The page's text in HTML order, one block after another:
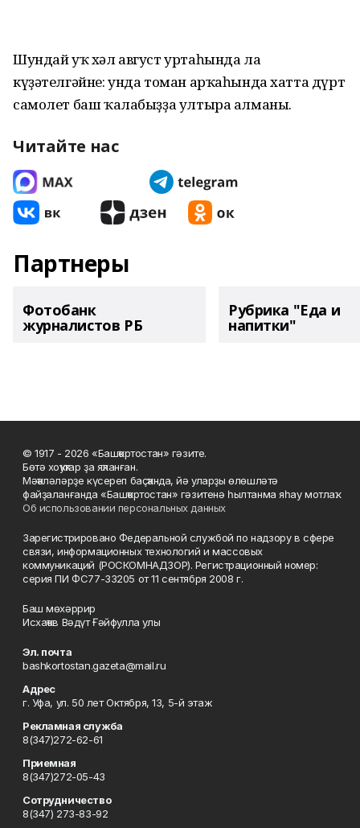
Шундай уҡ хәл август уртаһында ла
күҙәтелгәйне: унда томан арҡаһында хатта дүрт
самолет баш ҡалабыҙҙа ултыра алманы.
Читайте нас
Партнеры
Фотобанк
журналистов РБ
Рубрика "Еда и
напитки"
© 1917 - 2026 «Башҡортостан» гәзите.
Бөтә хоҡуҡтар ҙа яҡланған.
Мәҡәләләрҙе күсереп баҫҡанда, йә уларҙы өлөшләтә
файҙаланғанда «Башҡортостан» гәзитенә һылтанма яһау мотлаҡ.
Об использовании персональных данных
Зарегистрировано Федеральной службой по надзору в сфере
связи, информационных технологий и массовых
коммуникаций (РОСКОМНАДЗОР). Регистрационный номер:
серия ПИ ФС77-33205 от 11 сентября 2008 г.
Баш мөхәррир
Исхаҡов Вәдүт Ғәйфулла улы
Эл. почта
bashkortostan.gazeta@mail.ru
Адрес
г. Уфа, ул. 50 лет Октября, 13, 5-й этаж
Рекламная служба
8(347)272-62-61
Приемная
8(347)272-05-43
Сотрудничество
8(347) 273-83-92